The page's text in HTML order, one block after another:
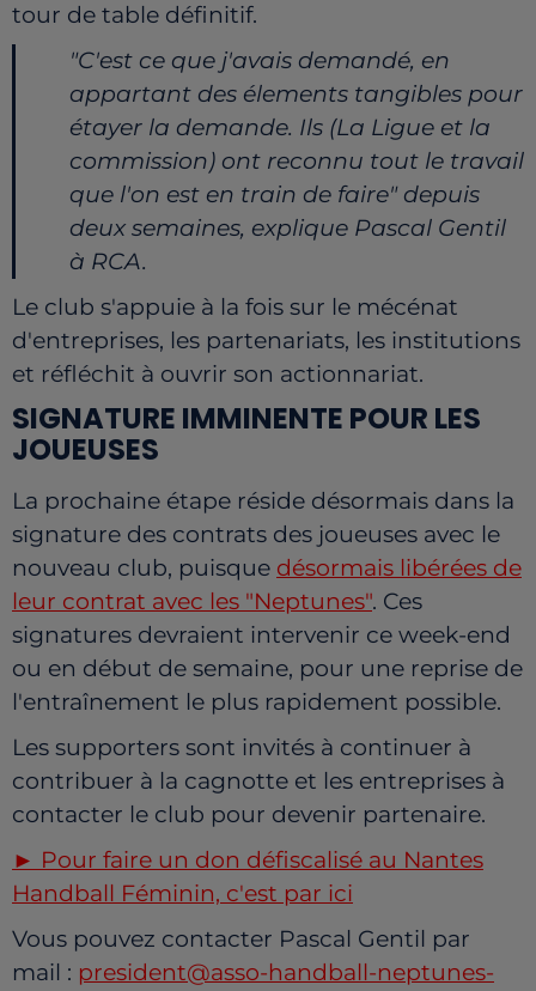
tour de table définitif.
"C'est ce que j'avais demandé, en
appartant des élements tangibles pour
étayer la demande. Ils (La Ligue et la
commission) ont reconnu tout le travail
que l'on est en train de faire" depuis
deux semaines, explique Pascal Gentil
à RCA.
Le club s'appuie à la fois sur le mécénat
d'entreprises, les partenariats, les institutions
et réfléchit à ouvrir son actionnariat.
SIGNATURE IMMINENTE POUR LES
JOUEUSES
La prochaine étape réside désormais dans la
signature des contrats des joueuses avec le
nouveau club, puisque désormais libérées de
leur contrat avec les "Neptunes". Ces
signatures devraient intervenir ce week-end
ou en début de semaine, pour une reprise de
l'entraînement le plus rapidement possible.
Les supporters sont invités à continuer à
contribuer à la cagnotte et les entreprises à
contacter le club pour devenir partenaire.
► Pour faire un don défiscalisé au Nantes
Handball Féminin, c'est par ici
Vous pouvez contacter Pascal Gentil par
mail : president@asso-handball-neptunes-